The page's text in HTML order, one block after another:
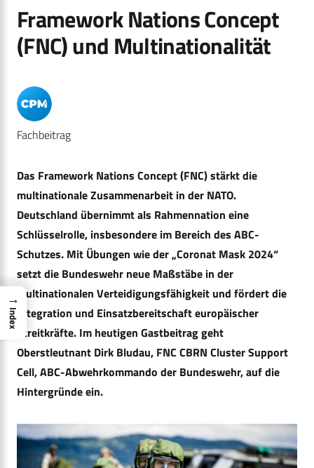
Framework Nations Concept
(FNC) und Multinationalität
Fachbeitrag
Das Framework Nations Concept (FNC) stärkt die
multinationale Zusammenarbeit in der NATO.
Deutschland übernimmt als Rahmennation eine
Schlüsselrolle, insbesondere im Bereich des ABC-
Schutzes. Mit Übungen wie der „Coronat Mask 2024“
setzt die Bundeswehr neue Maßstäbe in der
multinationalen Verteidigungsfähigkeit und fördert die
Integration und Einsatzbereitschaft europäischer
Streitkräfte. Im heutigen Gastbeitrag geht
Oberstleutnant Dirk Bludau, FNC CBRN Cluster Support
Cell, ABC-Abwehrkommando der Bundeswehr, auf die
Hintergründe ein.
→
Index